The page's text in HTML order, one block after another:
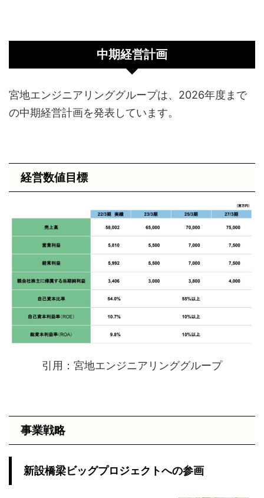
中期経営計画
宮地エンジニアリンググループは、2026年度まで
の中期経営計画を発表しています。
経営数値目標
引用：宮地エンジニアリンググループ
事業戦略
新設橋梁ビッグプロジェクトへの参画